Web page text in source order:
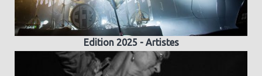
Edition 2025 - Artistes